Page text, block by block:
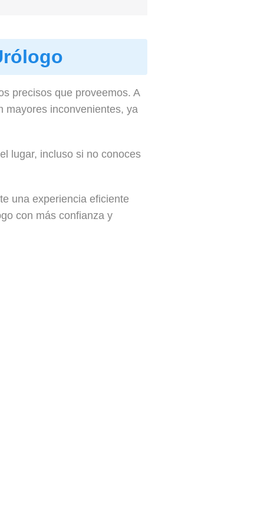
precisos que proveemos. A
mayores inconvenientes, ya
lugar, incluso si no conoces
una experiencia eficiente
con más confianza y